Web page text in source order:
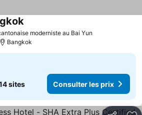
moderniste au Bai Yun
Consulter les prix
Bangkok
sites Consulter les prix